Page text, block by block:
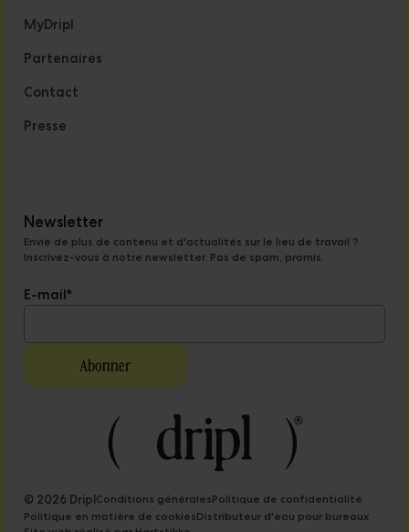
MyDripl
Partenaires
Contact
Presse
Newsletter
Envie de plus de contenu et d'actualités sur le lieu de travail ?
Inscrivez-vous à notre newsletter. Pas de spam, promis.
E-mail*
© 2026 DriplConditions généralesPolitique de confidentialité
Politique en matière de cookiesDistributeur d'eau pour bureaux